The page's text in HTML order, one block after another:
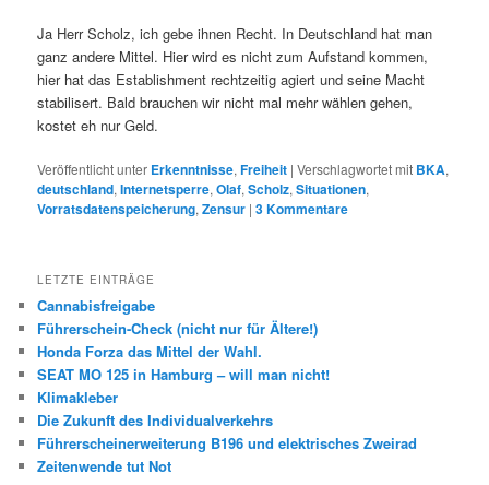
Ja Herr Scholz, ich gebe ihnen Recht. In Deutschland hat man
ganz andere Mittel. Hier wird es nicht zum Aufstand kommen,
hier hat das Establishment rechtzeitig agiert und seine Macht
stabilisert. Bald brauchen wir nicht mal mehr wählen gehen,
kostet eh nur Geld.
Veröffentlicht unter Erkenntnisse,Freiheit |Verschlagwortet mit BKA,
deutschland,Internetsperre,Olaf,Scholz,Situationen,
Vorratsdatenspeicherung,Zensur |3Kommentare
LETZTE EINTRÄGE
Cannabisfreigabe
Führerschein-Check (nicht nur für Ältere!)
Honda Forza das Mittel der Wahl.
SEAT MO 125 in Hamburg – will man nicht!
Klimakleber
Die Zukunft des Individualverkehrs
Führerscheinerweiterung B196 und elektrisches Zweirad
Zeitenwende tut Not